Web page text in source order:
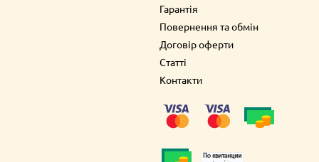
Гарантія
Повернення та обмін
Договір оферти
Статті
Контакти